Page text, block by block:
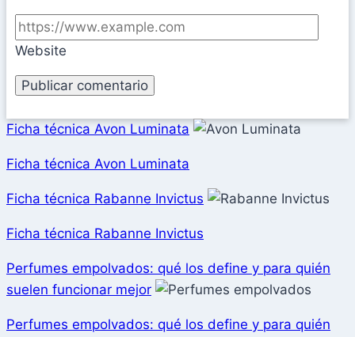
Website
Ficha técnica Avon Luminata
Ficha técnica Avon Luminata
Ficha técnica Rabanne Invictus
Ficha técnica Rabanne Invictus
Perfumes empolvados: qué los define y para quién
suelen funcionar mejor
Perfumes empolvados: qué los define y para quién